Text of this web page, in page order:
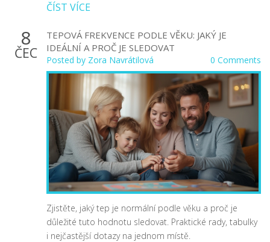
ČÍST VÍCE
8
ČEC
TEPOVÁ FREKVENCE PODLE VĚKU: JAKÝ JE
IDEÁLNÍ A PROČ JE SLEDOVAT
Posted by Zora Navrátilová 0 Comments
Zjistěte, jaký tep je normální podle věku a proč je
důležité tuto hodnotu sledovat. Praktické rady, tabulky
i nejčastější dotazy na jednom místě.